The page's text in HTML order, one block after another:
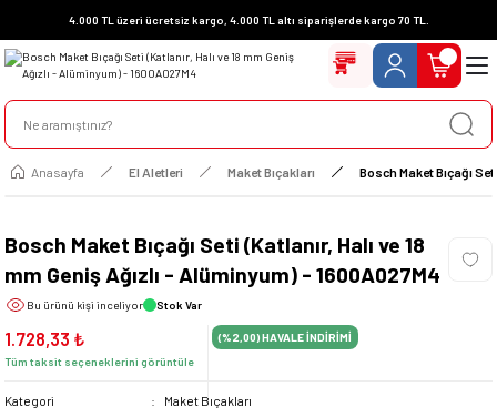
4.000 TL üzeri ücretsiz kargo, 4.000 TL altı siparişlerde kargo 70 TL.
Anasayfa El Aletleri Maket Bıçakları Bosch Maket Bıçağı
Bosch Maket Bıçağı Seti (Katlanır, Halı ve 18
mm Geniş Ağızlı - Alüminyum) - 1600A027M4
Bu ürünü kişi inceliyor Stok Var
1.728,33 ₺
Tüm taksit seçeneklerini görüntüle
(%2,00)HAVALE İNDİRİMİ
Kategori
Maket Bıçakları